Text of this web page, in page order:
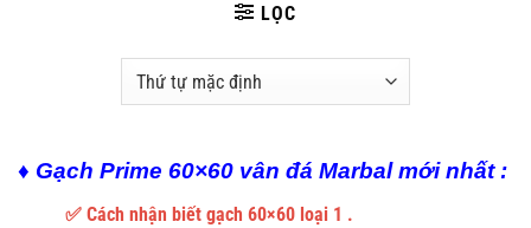
LỌC
♦ Gạch Prime 60×60 vân đá Marbal mới nhất :
✅ Cách nhận biết gạch 60×60 loại 1 .